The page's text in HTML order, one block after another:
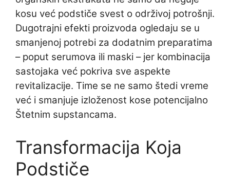
kosu već podstiče svest o održivoj potrošnji.
Dugotrajni efekti proizvoda ogledaju se u
smanjenoj potrebi za dodatnim preparatima
– poput serumova ili maski – jer kombinacija
sastojaka već pokriva sve aspekte
revitalizacije. Time se ne samo štedi vreme
već i smanjuje izloženost kose potencijalno
Štetnim supstancama.
Transformacija Koja
Podstiče